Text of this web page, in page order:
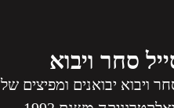
סחר ויבוא
ויבוא יבואנים ומפיצים של